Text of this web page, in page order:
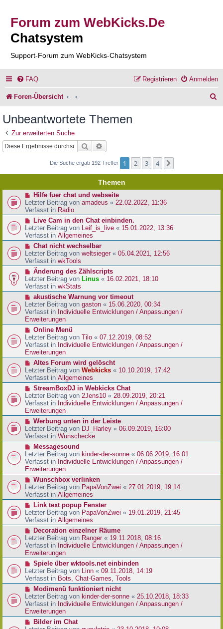
Forum zum WebKicks.De
Chatsystem
Support-Forum zum WebKicks-Chatsystem
FAQ Anmelden
Registrieren
Foren-Übersicht
Unbeantwortete Themen
Zur erweiterten Suche
Suche
Die Suche ergab 192 Treffer 1 2 3 4
Themen
N
e
u
e
r
B
e
t
r
a
g
Hilfe fuer chat und webseite
Letzter Beitrag von amadeus « 22.02.2022, 11:36
Verfasst in Radio
N
e
u
e
r
B
e
t
r
a
g
Live Cam in den Chat einbinden.
Letzter Beitrag von Leif_is_live « 15.01.2022, 13:36
Verfasst in Allgemeines
N
e
u
e
r
B
e
t
r
a
g
Chat nicht wechselbar
Letzter Beitrag von weltsieger « 05.04.2021, 12:56
Verfasst in wkTools
N
e
u
e
r
B
e
i
r
a
g
Änderung des Zählscripts
Letzter Beitrag von Linus « 16.02.2021, 18:10
Verfasst in wkStats
N
e
u
e
r
B
e
i
t
a
g
akustische Warnung vor timeout
Letzter Beitrag von gaston « 15.06.2020, 00:34
Verfasst in Individuelle Entwicklungen / Anpassungen /
Erweiterungen
N
e
u
e
r
B
e
i
r
a
g
Online Menü
Letzter Beitrag von Tilo « 07.12.2019, 08:52
Verfasst in Individuelle Entwicklungen / Anpassungen /
Erweiterungen
N
e
u
e
r
B
e
i
r
a
g
Altes Forum wird gelöscht
Letzter Beitrag von Webkicks « 10.10.2019, 17:42
Verfasst in Allgemeines
N
e
u
e
r
B
e
i
r
a
g
StreamBoxDJ in Webkicks Chat
Letzter Beitrag von 2Jens10 « 28.09.2019, 20:21
Verfasst in Individuelle Entwicklungen / Anpassungen /
Erweiterungen
N
e
u
e
r
B
e
i
r
a
g
Werbung unten in der Leiste
Letzter Beitrag von DJ_Harley « 06.09.2019, 16:00
Verfasst in Wunschecke
N
e
u
e
r
B
e
i
r
a
g
Messagesound
Letzter Beitrag von kinder-der-sonne « 06.06.2019, 16:01
Verfasst in Individuelle Entwicklungen / Anpassungen /
Erweiterungen
N
e
u
e
r
B
e
t
r
a
g
Wunschbox verlinken
Letzter Beitrag von PapaVonZwei « 27.01.2019, 19:14
Verfasst in Allgemeines
N
e
u
e
r
B
e
i
r
a
g
Link text popup Fenster
Letzter Beitrag von PapaVonZwei « 19.01.2019, 21:45
Verfasst in Allgemeines
N
e
u
e
r
B
e
i
r
a
g
Decoration einzelner Räume
Letzter Beitrag von Ranger « 19.11.2018, 08:16
Verfasst in Individuelle Entwicklungen / Anpassungen /
Erweiterungen
N
e
u
e
r
B
e
i
Spiele über wktools.net einbinden
Letzter Beitrag von Linn « 09.11.2018, 14:19
Verfasst in Bots, Chat-Games, Tools
N
e
u
e
r
B
Modimenü funktioniert nicht
Letzter Beitrag von kinder-der-sonne « 25.10.2018, 18:33
Verfasst in Individuelle Entwicklungen / Anpassungen /
Erweiterungen
NBilder im Chat